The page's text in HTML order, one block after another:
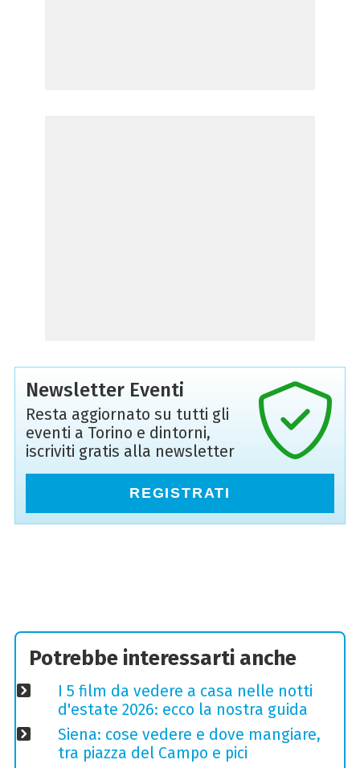
Newsletter Eventi
Resta aggiornato su tutti gli
eventi a Torino e dintorni,
iscriviti gratis alla newsletter
REGISTRATI
Potrebbe interessarti anche
I 5 film da vedere a casa nelle notti
d'estate 2026: ecco la nostra guida
Siena: cose vedere e dove mangiare,
tra piazza del Campo e pici